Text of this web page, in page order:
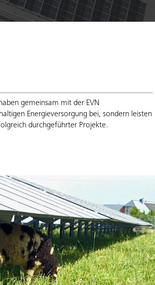
gemeinsam mit der EVN
Energieversorgung bei, sondern leisten
durchgeführter Projekte.